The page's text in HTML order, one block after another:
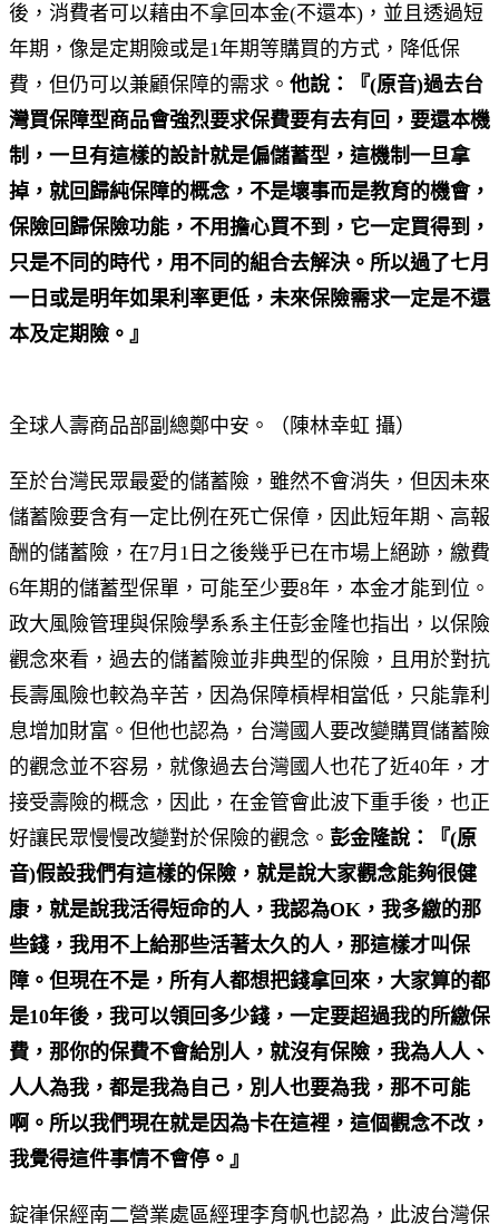
後，消費者可以藉由不拿回本金(不還本)，並且透過短
年期，像是定期險或是1年期等購買的方式，降低保
費，但仍可以兼顧保障的需求。 他說：『(原音)過去台
灣買保障型商品會強烈要求保費要有去有回，要還本機
制，一旦有這樣的設計就是偏儲蓄型，這機制一旦拿
掉，就回歸純保障的概念，不是壞事而是教育的機會，
保險回歸保險功能，不用擔心買不到，它一定買得到，
只是不同的時代，用不同的組合去解決。所以過了七月
一日或是明年如果利率更低，未來保險需求一定是不還
本及定期險。』
全球人壽商品部副總鄭中安。（陳林幸虹 攝）
至於台灣民眾最愛的儲蓄險，雖然不會消失，但因未來
儲蓄險要含有一定比例在死亡保傽，因此短年期、高報
酬的儲蓄險，在7月1日之後幾乎已在市場上絕跡，繳費
6年期的儲蓄型保單，可能至少要8年，本金才能到位。
政大風險管理與保險學系系主任彭金隆也指出，以保險
觀念來看，過去的儲蓄險並非典型的保險，且用於對抗
長壽風險也較為辛苦，因為保障槓桿相當低，只能靠利
息增加財富。但他也認為，台灣國人要改變購買儲蓄險
的觀念並不容易，就像過去台灣國人也花了近40年，才
接受壽險的概念，因此，在金管會此波下重手後，也正
好讓民眾慢慢改變對於保險的觀念。 彭金隆說：『(原
音)假設我們有這樣的保險，就是說大家觀念能夠很健
康，就是說我活得短命的人，我認為OK，我多繳的那
些錢，我用不上給那些活著太久的人，那這樣才叫保
障。但現在不是，所有人都想把錢拿回來，大家算的都
是10年後，我可以領回多少錢，一定要超過我的所繳保
費，那你的保費不會給別人，就沒有保險，我為人人、
人人為我，都是我為自己，別人也要為我，那不可能
啊。所以我們現在就是因為卡在這裡，這個觀念不改，
我覺得這件事情不會停。』
錠嵂保經南二營業處區經理李育帆也認為，此波台灣保